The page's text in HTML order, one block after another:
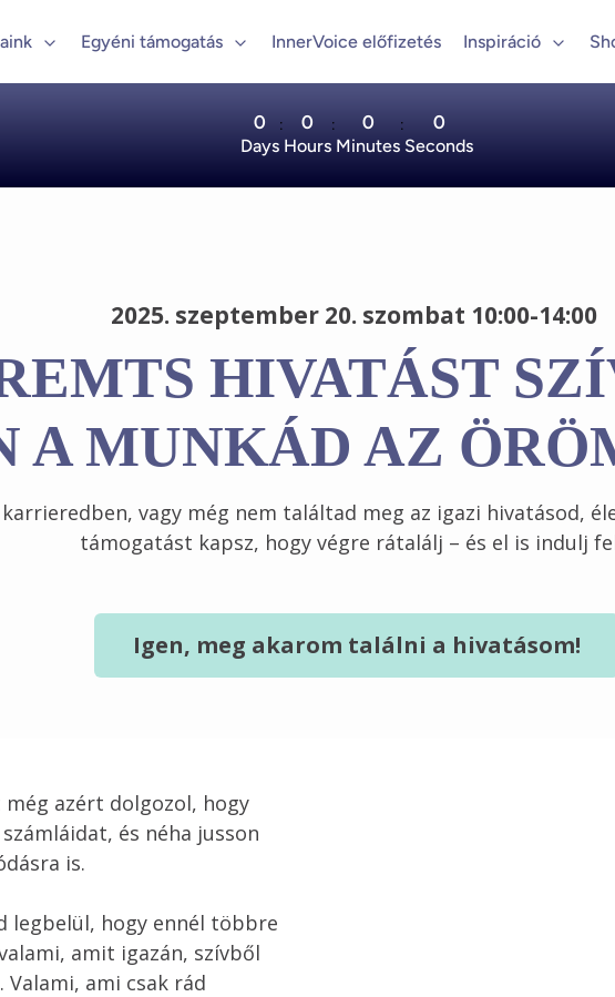
Egyéni támogatás InnerVoice előfizetés Inspiráció
0
Days
: 0
Hours
: 0
Minutes
: 0
Seconds
2025. szeptember 20. szombat 10:00-14:00
HIVATÁST
A MUNKÁD AZ
vagy még nem találtad meg az igazi hivatásod,
Igen, meg akarom találni a hivatásom!
azért dolgozol, hogy
és néha jusson
is.
legbelül, hogy ennél többre
amit igazán, szívből
Valami, ami csak rád